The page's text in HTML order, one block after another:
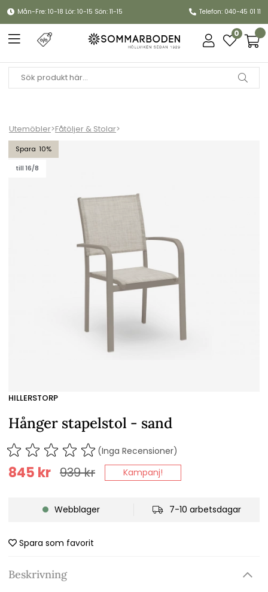
Mån-Fre: 10-18 Lör: 10-15 Sön: 11-15 Telefon: 040-45 01 11
0
Utemöbler>Fåtöljer & Stolar>
10
till 16/8
Hånger stapelstol - sand
HILLERSTORP
Hånger stapelstol - sand
(Inga Recensioner)
939kr
845 kr Kampanj!
Webblager 7-10 arbetsdagar
Spara som favorit
Beskrivning